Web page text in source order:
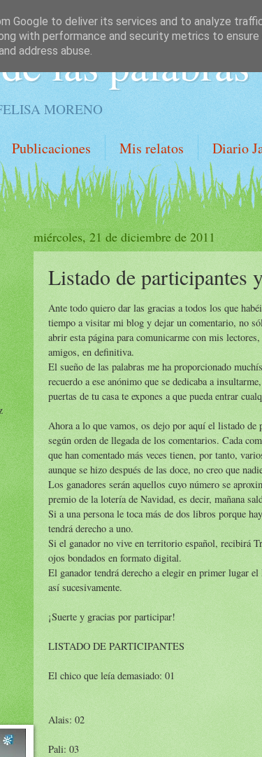
las palabras
MORENO
Publicaciones Mis relatos Diario
miércoles, 21 de diciembre de 2011
Listado de participantes
Ante todo quiero dar las gracias a todos los que
tiempo a visitar mi blog y dejar un comentario, no
abrir esta página para comunicarme con mis
amigos, en definitiva.
El sueño de las palabras me ha proporcionado
recuerdo a ese anónimo que se dedicaba a
puertas de tu casa te expones a que pueda entrar
Ahora a lo que vamos, os dejo por aquí el listado de
según orden de llegada de los comentarios. Cada
que han comentado más veces tienen, por tanto,
aunque se hizo después de las doce, no creo que
Los ganadores serán aquellos cuyo número se
premio de la lotería de Navidad, es decir, mañana
Si a una persona le toca más de dos libros porque
tendrá derecho a uno.
Si el ganador no vive en territorio español, recibirá
ojos bondados en formato digital.
El ganador tendrá derecho a elegir en primer lugar
así sucesivamente.
¡Suerte y gracias por participar!
LISTADO DE PARTICIPANTES
El chico que leía demasiado: 01
Alais: 02
Pali: 03
Google to deliver its services and to analyze
with performance and security metrics to
address abuse.